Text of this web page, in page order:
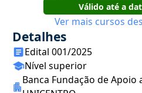
Válido até a
Ver mais cursos
Detalhes
Edital 001/2025
Nível superior
Banca Fundação de